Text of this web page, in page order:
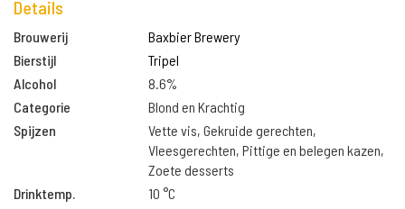
Details
Brouwerij
Baxbier Brewery
Bierstijl
Tripel
Alcohol
8.6%
Categorie
Blond en Krachtig
Spijzen
Vette vis, Gekruide gerechten,
Vleesgerechten, Pittige en belegen kazen,
Zoete desserts
Drinktemp.
10 °C